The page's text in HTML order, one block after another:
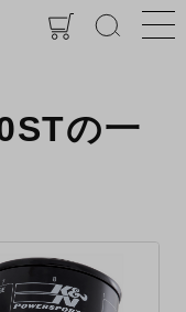
の一